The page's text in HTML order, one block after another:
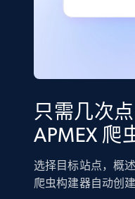
只需几次
APMEX 爬
选择目标站点，概
爬虫构建器自动创建